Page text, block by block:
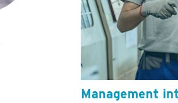
Management